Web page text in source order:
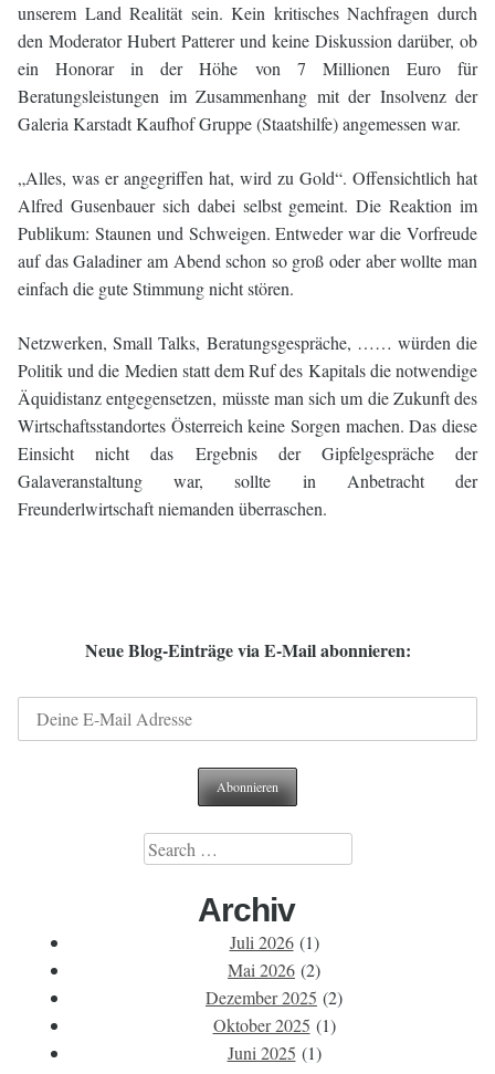
unserem Land Realität sein. Kein kritisches Nachfragen durch
den Moderator Hubert Patterer und keine Diskussion darüber, ob
ein Honorar in der Höhe von 7 Millionen Euro für
Beratungsleistungen im Zusammenhang mit der Insolvenz der
Galeria Karstadt Kaufhof Gruppe (Staatshilfe) angemessen war.
„Alles, was er angegriffen hat, wird zu Gold“. Offensichtlich hat
Alfred Gusenbauer sich dabei selbst gemeint. Die Reaktion im
Publikum: Staunen und Schweigen. Entweder war die Vorfreude
auf das Galadiner am Abend schon so groß oder aber wollte man
einfach die gute Stimmung nicht stören.
Netzwerken, Small Talks, Beratungsgespräche, …… würden die
Politik und die Medien statt dem Ruf des Kapitals die notwendige
Äquidistanz entgegensetzen, müsste man sich um die Zukunft des
Wirtschaftsstandortes Österreich keine Sorgen machen. Das diese
Einsicht nicht das Ergebnis der Gipfelgespräche der
Galaveranstaltung war, sollte in Anbetracht der
Freunderlwirtschaft niemanden überraschen.
Neue Blog-Einträge via E-Mail abonnieren:
Search
Archiv
Juli 2026(1)
Mai 2026 (2)
Dezember 2025 (2)
Oktober 2025 (1)
Juni 2025 (1)